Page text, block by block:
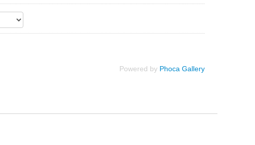
Powered by Phoca Gallery